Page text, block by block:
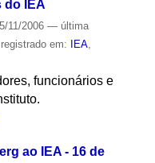
do IEA
11/2006 — última
em: IEA,
funcionários e
ao IEA - 16 de